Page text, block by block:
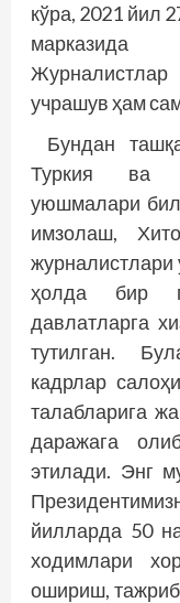
кўра, 2021 йил
марказида
учрашув ҳам
Бундан
Туркия ва
уюшмалари
имзолаш,
ҳолда бир
давлатларга
тутилган.
кадрлар
талабларига
даражага
этилади. Энг
йилларда 50
ходимлари
ошириш,